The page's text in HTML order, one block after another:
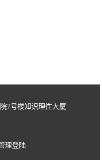
7号楼知识理性大厦
理登陆